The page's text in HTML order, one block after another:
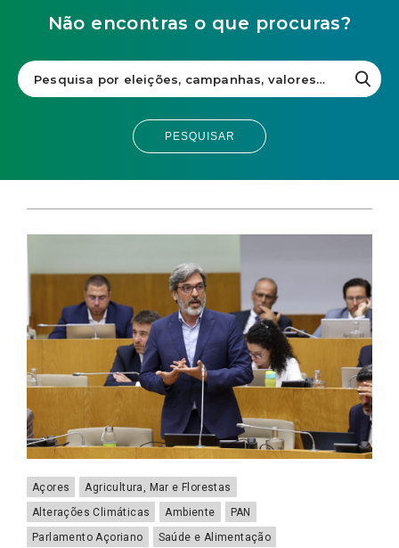
Não encontras o que procuras?
PESQUISAR
Açores
Agricultura, Mar e Florestas
Alterações Climáticas
Ambiente
PAN
Parlamento Açoriano
Saúde e Alimentação